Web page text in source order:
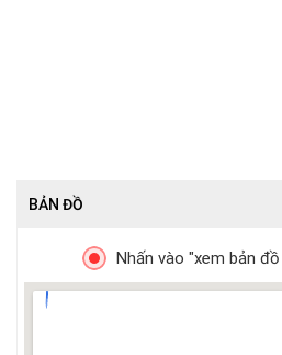
BẢN ĐỒ
Nhấn vào "xem bản